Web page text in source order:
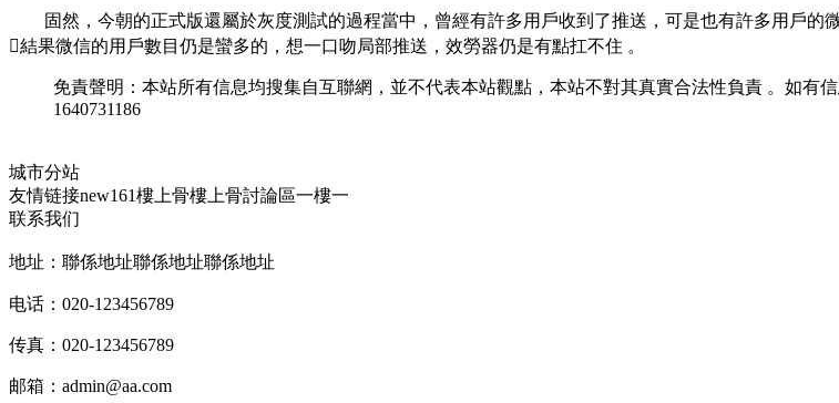
固然，今朝的正式版還屬於灰度測試的過程當中，曾經有許多用戶收到了推送，可是也有許多用戶
結果微信的用戶數目仍是蠻多的，想一口吻局部推送，效勞器仍是有點扛不住 。
免責聲明：本站所有信息均搜集自互聯網 ，並不代表本站觀點，本站不對其真實合法性負責 。如有
1640731186
城市分站
友情链接new161樓上骨樓上骨討論區一樓一
联系我们
地址：聯係地址聯係地址聯係地址
电话：020-123456789
传真：020-123456789
邮箱： admin@aa.com